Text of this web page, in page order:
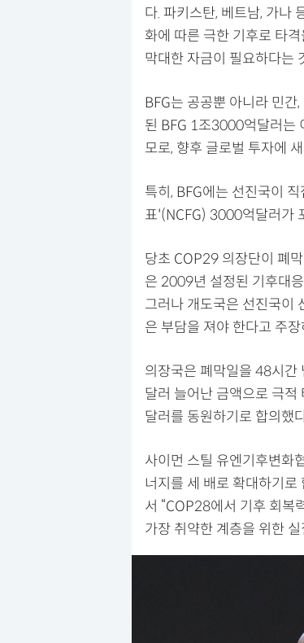
다. 파키스탄, 베트남, 가나
화에 따른 극한 기후로 타
막대한 자금이 필요하다는
BFG는 공공뿐 아니라 민
된 BFG 1조3000억달러는
모로, 향후 글로벌 투자에
특히, BFG에는 선진국이
표'(NCFG) 3000억달러가
당초 COP29 의장단이 폐
은 2009년 설정된 기후대
그러나 개도국은 선진국이
은 부담을 져야 한다고 주
의장국은 폐막일을 48시간
달러 늘어난 금액으로 극
달러를 동원하기로 합의했
사이먼 스틸 유엔기후변화
너지를 세 배로 확대하기로
서 “COP28에서 기후 회복
가장 취약한 계층을 위한